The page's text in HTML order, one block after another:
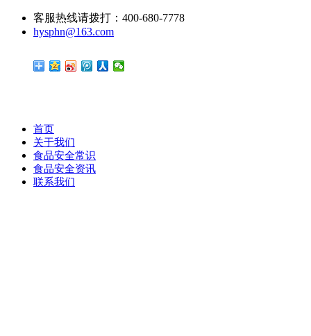
客服热线请拨打：400-680-7778
hysphn@163.com
首页
关于我们
食品安全常识
食品安全资讯
联系我们